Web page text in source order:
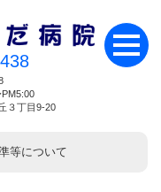
３丁目9-20
等について